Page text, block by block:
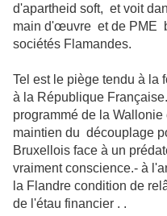
d'apartheid soft, et voit
main d'œuvre et de PME
sociétés Flamandes.
Tel est le piège tendu à la
à la République
programmé de la
maintien du découplage
Bruxellois face à un
vraiment conscience.- à
la Flandre condition de
de l'étau financier . .